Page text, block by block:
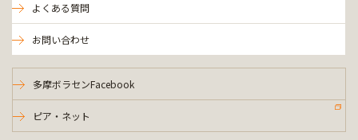
よくある質問
お問い合わせ
多摩ボラセンFacebook
ピア・ネット